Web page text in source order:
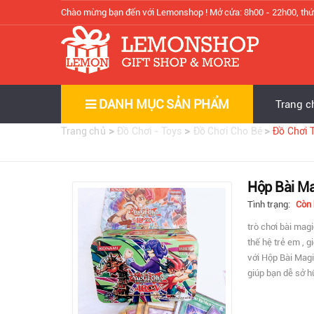
Chào mừng bạn đến với Lemonshop ! Mở cửa: 8h00 - 22h00,
DANH MỤC SẢN PHẨM Trang
Trang chủ >Đồ Chơi - Toys > Đồ Chơi Cho Bé >Đồ Chơi
Hộp Bài
Tình trạng: Còn
trò chơi bài
thế hệ trẻ em ,
với Hộp Bài
giúp bạn dễ sở